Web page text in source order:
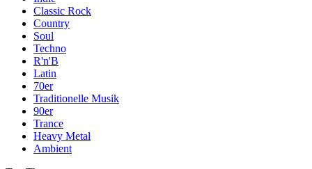
Classic Rock
Country
Soul
Techno
R'n'B
Latin
70er
Traditionelle Musik
90er
Trance
Heavy Metal
Ambient